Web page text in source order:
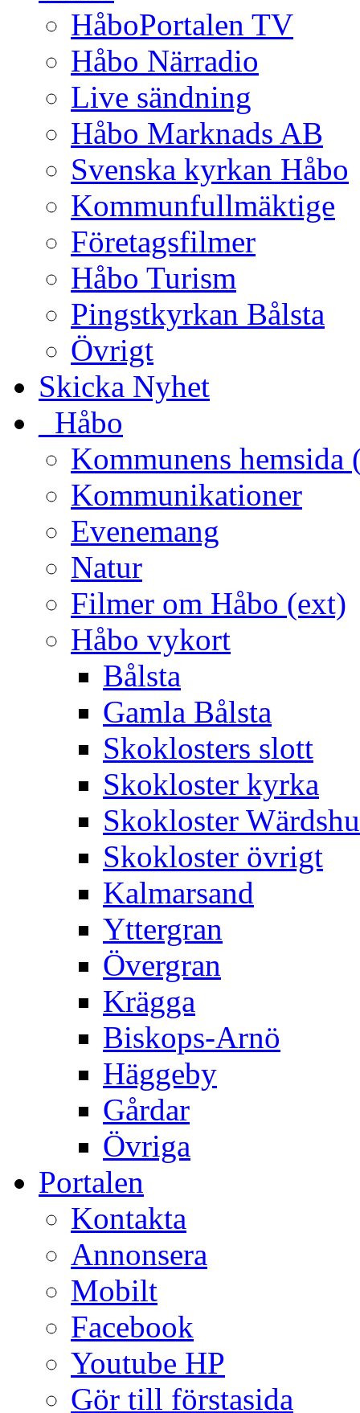
HåboPortalen TV
Håbo Närradio
Live sändning
Håbo Marknads AB
Svenska kyrkan Håbo
Kommunfullmäktige
Företagsfilmer
Håbo Turism
Pingstkyrkan Bålsta
Övrigt
Skicka Nyhet
_Håbo
Kommunens hemsida
Kommunikationer
Evenemang
Natur
Filmer om Håbo (ext)
Håbo vykort
Bålsta
Gamla Bålsta
Skoklosters slott
Skokloster kyrka
Skokloster
Skokloster övrigt
Kalmarsand
Yttergran
Övergran
Krägga
Biskops-Arnö
Häggeby
Gårdar
Övriga
Portalen
Kontakta
Annonsera
Mobilt
Facebook
Youtube HP
Gör till förstasida